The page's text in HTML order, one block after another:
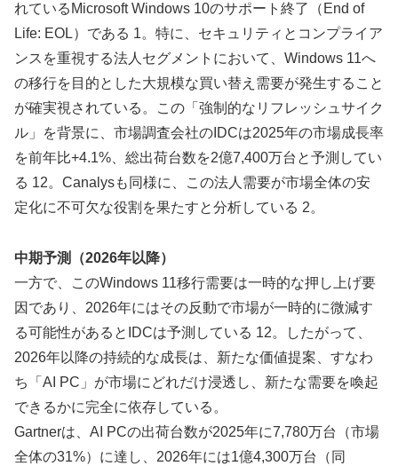
れているMicrosoft Windows 10のサポート終了（End of
Life: EOL）である 1。特に、セキュリティとコンプライア
ンスを重視する法人セグメントにおいて、Windows 11へ
の移行を目的とした大規模な買い替え需要が発生すること
が確実視されている。この「強制的なリフレッシュサイク
ル」を背景に、市場調査会社のIDCは2025年の市場成長率
を前年比+4.1%、総出荷台数を2億7,400万台と予測してい
る 12。Canalysも同様に、この法人需要が市場全体の安
定化に不可欠な役割を果たすと分析している 2。
中期予測（2026年以降）
一方で、このWindows 11移行需要は一時的な押し上げ要
因であり、2026年にはその反動で市場が一時的に微減す
る可能性があるとIDCは予測している 12。したがって、
2026年以降の持続的な成長は、新たな価値提案、すなわ
ち「AI PC」が市場にどれだけ浸透し、新たな需要を喚起
できるかに完全に依存している。
Gartnerは、AI PCの出荷台数が2025年に7,780万台（市場
全体の31%）に達し、2026年には1億4,300万台（同